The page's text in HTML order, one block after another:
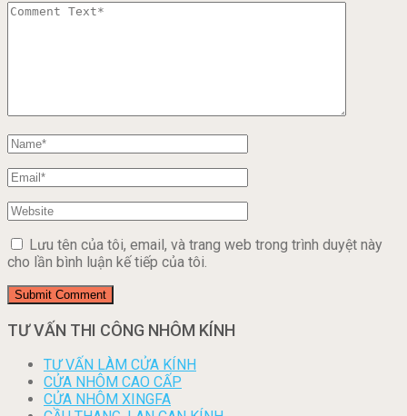
Lưu tên của tôi, email, và trang web trong trình duyệt này
cho lần bình luận kế tiếp của tôi.
TƯ VẤN THI CÔNG NHÔM KÍNH
TƯ VẤN LÀM CỬA KÍNH
CỬA NHÔM CAO CẤP
CỬA NHÔM XINGFA